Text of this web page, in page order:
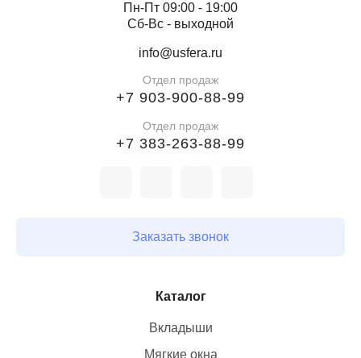
Каталог
Пн-Пт 09:00 - 19:00
Сб-Вс - выходной
info@usfera.ru
Отдел продаж
+7 903-900-88-99
Отдел продаж
+7 383-263-88-99
Заказать звонок